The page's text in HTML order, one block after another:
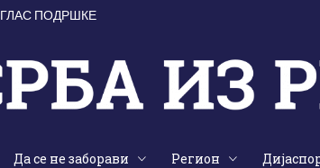
ГЛАС ПОДРШКЕ
Да се не заборави Регион